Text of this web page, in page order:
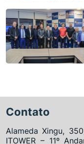
Contato
Alameda Xingu,
ITOWER – 11º